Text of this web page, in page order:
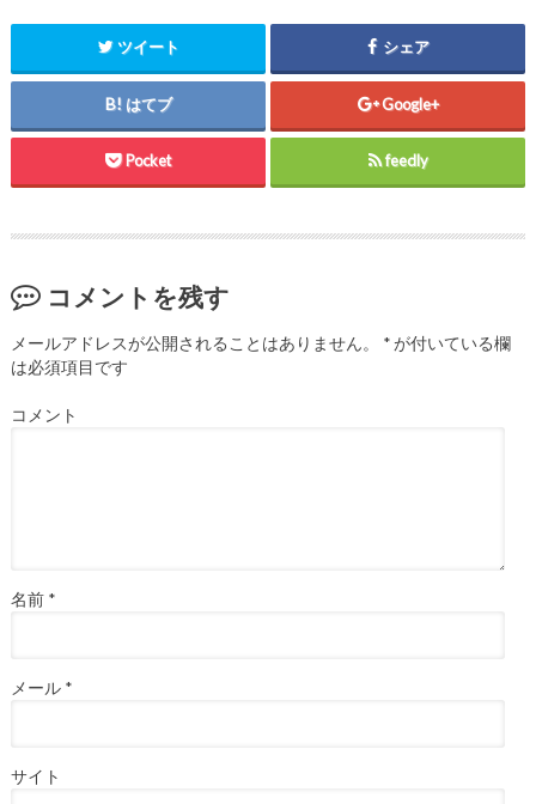
ド
ウ
で
開
き
ま
す
)
ツイート シェア
はてブ Google+
Pocket feedly
コメントを残す
メールアドレスが公開されることはありません。 *が付いている欄
は必須項目です
コメント
名前 *
メール *
サイト